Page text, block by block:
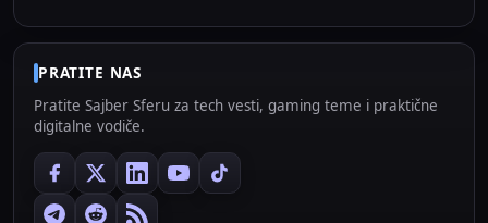
PRATITE NAS
Pratite Sajber Sferu za tech vesti, gaming teme i praktične
digitalne vodiče.